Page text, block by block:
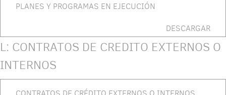
PLANES Y PROGRAMAS EN EJECUCIÓN
DESCARGAR
L: CONTRATOS DE CREDITO EXTERNOS O
INTERNOS